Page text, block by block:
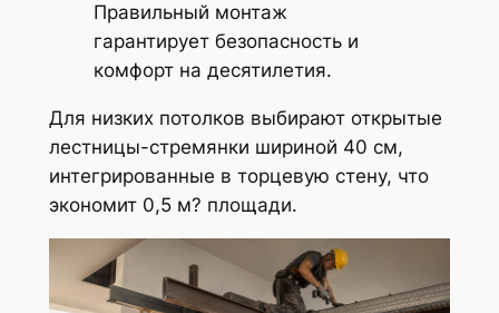
Правильный монтаж
гарантирует безопасность и
комфорт на десятилетия.
Для низких потолков выбирают открытые
лестницы-стремянки шириной 40 см,
интегрированные в торцевую стену, что
экономит 0,5 м? площади.